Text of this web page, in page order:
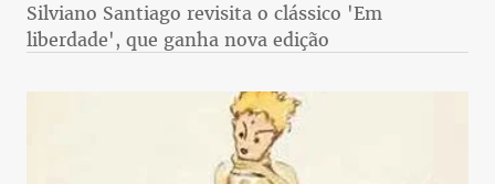
Silviano Santiago revisita o clássico 'Em
liberdade', que ganha nova edição